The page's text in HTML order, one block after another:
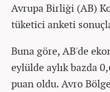
Avrupa Birliği (AB)
tüketici anketi
Buna göre, AB'de
eylülde aylık bazda
puan oldu. Avro